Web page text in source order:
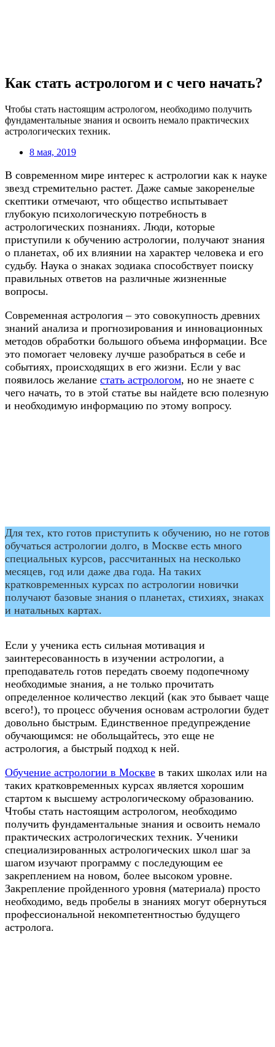
Как стать астрологом и с чего начать?
Чтобы стать настоящим астрологом, необходимо получить
фундаментальные знания и освоить немало практических
астрологических техник.
8 мая, 2019
В современном мире интерес к астрологии как к науке
звезд стремительно растет. Даже самые закоренелые
скептики отмечают, что общество испытывает
глубокую психологическую потребность в
астрологических познаниях. Люди, которые
приступили к обучению астрологии, получают знания
о планетах, об их влиянии на характер человека и его
судьбу. Наука о знаках зодиака способствует поиску
правильных ответов на различные жизненные
вопросы.
Современная астрология – это совокупность древних
знаний анализа и прогнозирования и инновационных
методов обработки большого объема информации. Все
это помогает человеку лучше разобраться в себе и
событиях, происходящих в его жизни. Если у вас
появилось желание стать астрологом, но не знаете с
чего начать, то в этой статье вы найдете всю полезную
и необходимую информацию по этому вопросу.
Для тех, кто готов приступить к обучению, но не готов
обучаться астрологии долго, в Москве есть много
специальных курсов, рассчитанных на несколько
месяцев, год или даже два года. На таких
кратковременных курсах по астрологии новички
получают базовые знания о планетах, стихиях, знаках
и натальных картах.
Если у ученика есть сильная мотивация и
заинтересованность в изучении астрологии, а
преподаватель готов передать своему подопечному
необходимые знания, а не только прочитать
определенное количество лекций (как это бывает чаще
всего!), то процесс обучения основам астрологии будет
довольно быстрым. Единственное предупреждение
обучающимся: не обольщайтесь, это еще не
астрология, а быстрый подход к ней.
Обучение астрологии в Москве в таких школах или на
таких кратковременных курсах является хорошим
стартом к высшему астрологическому образованию.
Чтобы стать настоящим астрологом, необходимо
получить фундаментальные знания и освоить немало
практических астрологических техник. Ученики
специализированных астрологических школ шаг за
шагом изучают программу с последующим ее
закреплением на новом, более высоком уровне.
Закрепление пройденного уровня (материала) просто
необходимо, ведь пробелы в знаниях могут обернуться
профессиональной некомпетентностью будущего
астролога.